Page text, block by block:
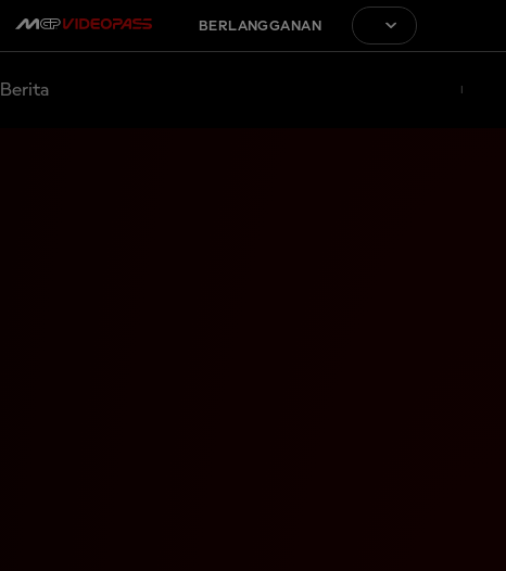
BERLANGGANAN
Berita